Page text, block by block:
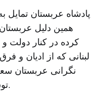
پادشاه عربستان
همین دلیل
کرده در کنار دولت و
لبنانی که از ادیان و
نگرانی عربستان
توسعه، رفاه و ثبات آن بوده است.